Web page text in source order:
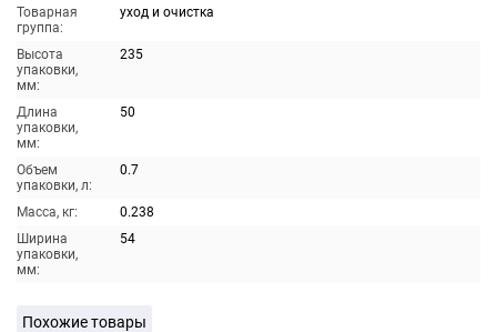
Товарная
группа:
уход и очистка
Высота
упаковки,
мм:
235
Длина
упаковки,
мм:
50
Объем
упаковки, л:
0.7
Масса, кг:
0.238
Ширина
упаковки,
мм:
54
Похожие товары